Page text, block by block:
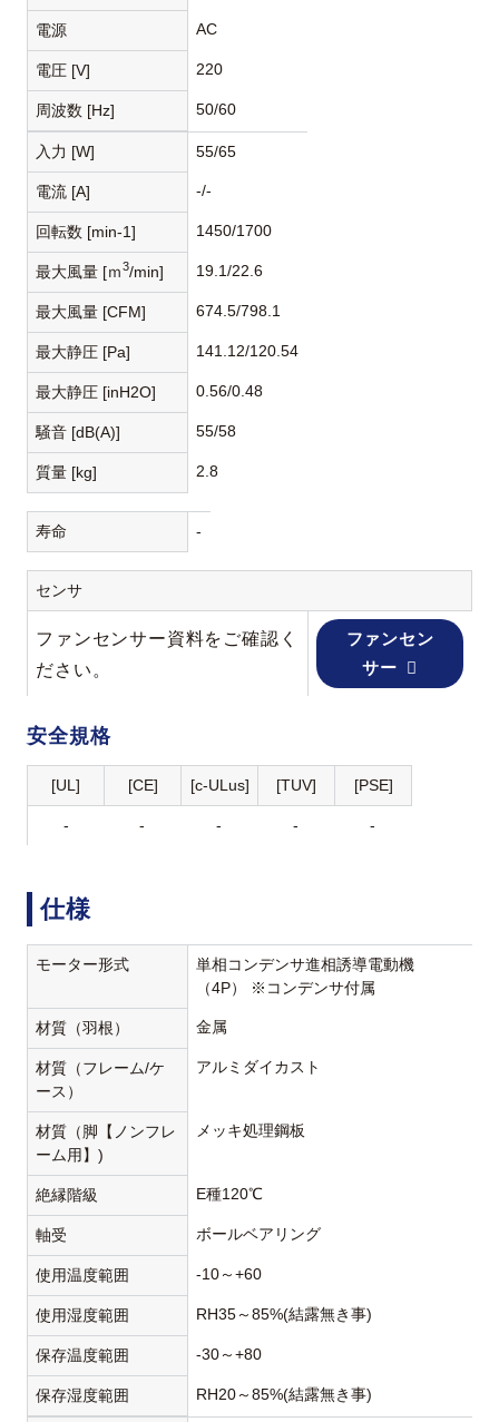
電源 AC
電圧 [V] 220
周波数 [Hz] 50/60
入力 [W] 55/65
電流 [A] -/-
回転数 [min-1] 1450/1700
最大風量 [ｍ3/min] 19.1/22.6
最大風量 [CFM] 674.5/798.1
最大静圧 [Pa] 141.12/120.54
最大静圧 [inH2O] 0.56/0.48
騒音 [dB(A)] 55/58
質量 [kg] 2.8
寿命 -
センサ
ファンセンサー資料をご確認く
ださい。
ファンセン
サー
安全規格
[UL] [CE] [c-ULus] [TUV] [PSE]
- - - - -
仕様
モーター形式
単相コンデンサ進相誘導電動機
（4P） ※コンデンサ付属
材質（羽根） 金属
材質（フレーム/ケ
ース）
アルミダイカスト
材質（脚【ノンフレ
ーム用】)
メッキ処理鋼板
絶縁階級 E種120℃
軸受 ボールベアリング
使用温度範囲 -10～+60
使用湿度範囲 RH35～85%(結露無き事)
保存温度範囲 -30～+80
保存湿度範囲 RH20～85%(結露無き事)